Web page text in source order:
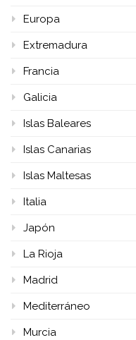
Europa
Extremadura
Francia
Galicia
Islas Baleares
Islas Canarias
Islas Maltesas
Italia
Japón
La Rioja
Madrid
Mediterráneo
Murcia